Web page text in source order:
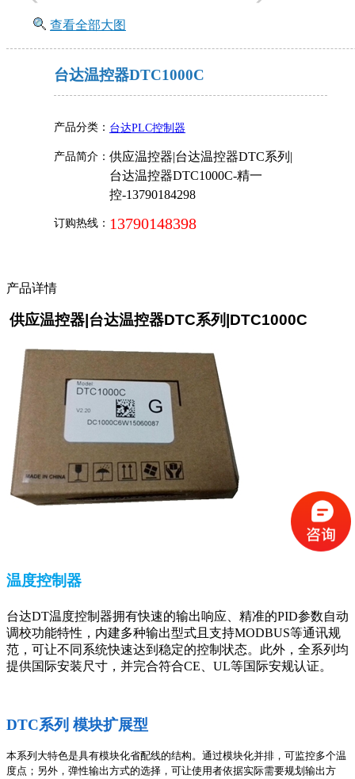
查看全部大图
台达温控器DTC1000C
产品分类： 台达PLC控制器
产品简介： 供应温控器|台达温控器DTC系列|
台达温控器DTC1000C-精一
控-13790184298
订购热线： 13790148398
产品详情
供应温控器|台达温控器DTC系列|DTC1000C
温度控制器
台达DT温度控制器拥有快速的输出响应、精准的PID参数自动
调校功能特性，内建多种输出型式且支持MODBUS等通讯规
范，可让不同系统快速达到稳定的控制状态。此外，全系列均
提供国际安装尺寸，并完合符合CE、UL等国际安规认证。
DTC系列 模块扩展型
本系列大特色是具有模块化省配线的结构。通过模块化并排，可监控多个温
度点；另外，弹性输出方式的选择，可让使用者依据实际需要规划输出方